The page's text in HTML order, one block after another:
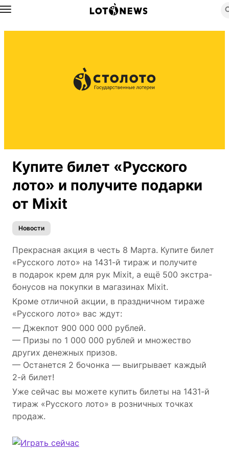
Назад
Купите билет «Русского
лото» и получите подарки
от Mixit
Новости
Прекрасная акция в честь 8 Марта. Купите билет
«Русского лото» на 1431-й тираж и получите
в подарок крем для рук Mixit, а ещё 500 экстра-
бонусов на покупки в магазинах Mixit.
Кроме отличной акции, в праздничном тираже
«Русского лото» вас ждут:
— Джекпот 900 000 000 рублей.
— Призы по 1 000 000 рублей и множество
других денежных призов.
— Останется 2 бочонка — выигрывает каждый
2-й билет!
Уже сейчас вы можете купить билеты на 1431-й
тираж «Русского лото» в розничных точках
продаж.